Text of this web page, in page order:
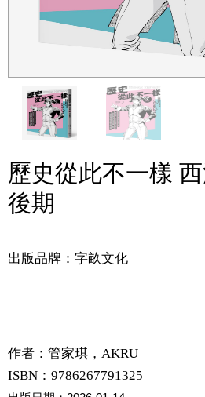
歷史從此不一樣
後期
出版品牌：字畝文化
作者： 管家琪，AKRU
ISBN：9786267791325